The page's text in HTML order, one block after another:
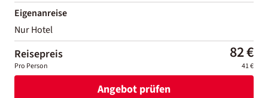
Eigenanreise
Nur Hotel
Reisepreis 82 €
Pro Person 41 €
Angebot prüfen